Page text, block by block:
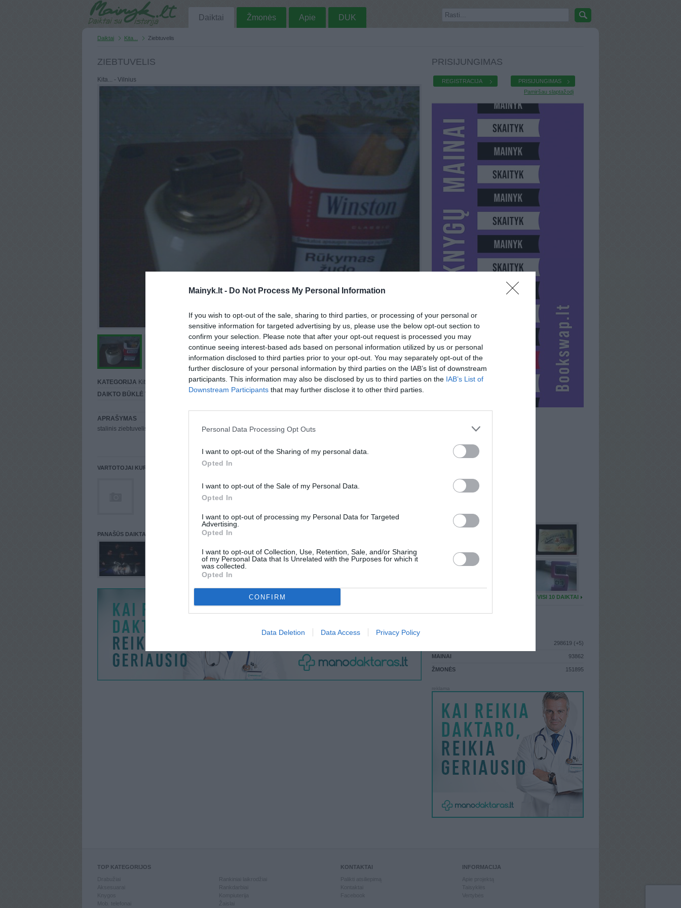
Mainyk.lt - Do Not Process My Personal Information
If you wish to opt-out of the sale, sharing to third parties, or processing of your personal or
sensitive information for targeted advertising by us, please use the below opt-out section to
confirm your selection. Please note that after your opt-out request is processed you may
continue seeing interest-based ads based on personal information utilized by us or personal
information disclosed to third parties prior to your opt-out. You may separately opt-out of the
further disclosure of your personal information by third parties on the IAB’s list of downstream
participants. This information may also be disclosed by us to third parties on the IAB’s List of
Downstream Participants that may further disclose it to other third parties.
Personal Data Processing Opt Outs
I want to opt-out of the Sharing of my personal data.
Opted In
I want to opt-out of the Sale of my Personal Data.
Opted In
I want to opt-out of processing my Personal Data for Targeted
Advertising.
Opted In
I want to opt-out of Collection, Use, Retention, Sale, and/or Sharing
of my Personal Data that Is Unrelated with the Purposes for which it
was collected.
Opted In
CONFIRM
Data Deletion Data Access Privacy Policy
Daiktai Žmonės Apie DUK
Daiktai Kita... Ziebtuvelis
ZIEBTUVELIS
Kita... - Vilnius
KATEGORIJA Kita... MIESTASVilnius
DAIKTO BŪKLĖ Vidutinė
APRAŠYMAS
stalinis ziebtuvelis,uzsipyldantis dujomis.
bele kas...
0.00 EUR(0 LTL)
VARTOTOJAI KURIE PATALPINĘ DAIKTĄ Į NORŲ KREPŠĮ
VISI 1 ŽMONĖS
PANAŠŪS DAIKTAI
PRISIJUNGIMAS
REGISTRACIJA
PRISIJUNGIMAS
Pamiršau slaptažodį
RAINALAS
ATLIKO MAINŲ
DAUGIAU DAIKTŲ
VISI 10 DAIKTAI
298619 (+5)
MAINAI 93862
ŽMONĖS 151895
TOP KATEGORIJOS
Knygos
Mob. telefonai
Kompiuterija
Žaislai
KONTAKTAI
Kontaktai
INFORMACIJA